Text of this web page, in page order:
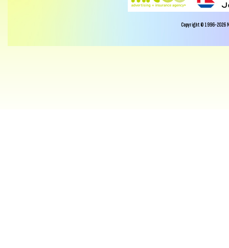
Copyright © 1996-2026